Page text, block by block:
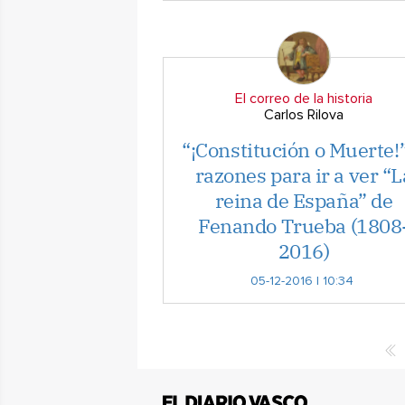
El correo de la historia
Carlos Rilova
“¡Constitución o
razones para ir a ver
reina de España” de
Fenando Trueba
2016)
05-12-2016 | 10:34